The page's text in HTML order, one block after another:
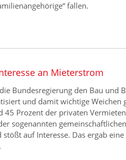
fallen.
an Mieterstrom
Bundesregierung den Bau und
und damit wichtige Weichen
45 Prozent der privaten
sogenannten gemeinschaftlichen
auf Interesse. Das ergab